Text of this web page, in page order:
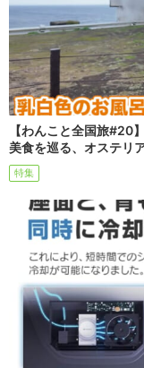
【わんこと全国旅#20
美食を巡る、オステリ
特集